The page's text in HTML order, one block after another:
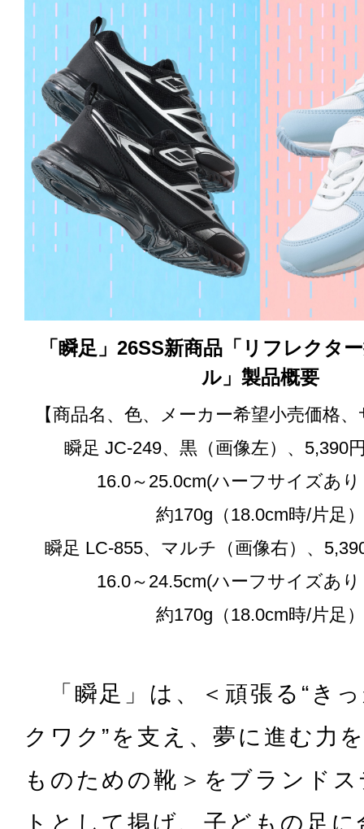
「瞬足」26SS新商品「リフレクタ
ル」製品概要
【商品名、色、メーカー希望小売価格
瞬足 JC-249、黒（画像左）、5,390
16.0～25.0cm(ハーフサイズあ
約170g（18.0cm時/片足）
瞬足 LC-855、マルチ（画像右）、
16.0～24.5cm(ハーフサイズあ
約170g（18.0cm時/片足）
「瞬足」は、＜頑張る“き
クワク”を支え、夢に進む力
ものための靴＞をブランド
トとして掲げ、子どもの足